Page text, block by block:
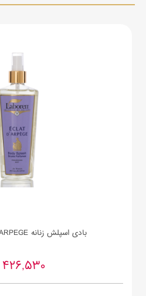
بادی اسپلش زنانه ECLAT D' ARPEGE لابورن
426,530